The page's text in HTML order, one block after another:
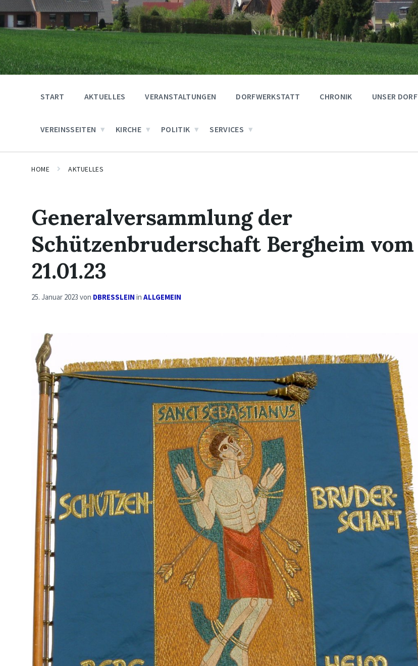
START AKTUELLES VERANSTALTUNGEN DORFWERKSTATT CHRONIK UNSER DORF
VEREINSSEITEN KIRCHE POLITIK SERVICES
HOME AKTUELLES
Generalversammlung der
Schützenbruderschaft Bergheim vom
21.01.23
25. Januar 2023 von DBRESSLEIN in ALLGEMEIN